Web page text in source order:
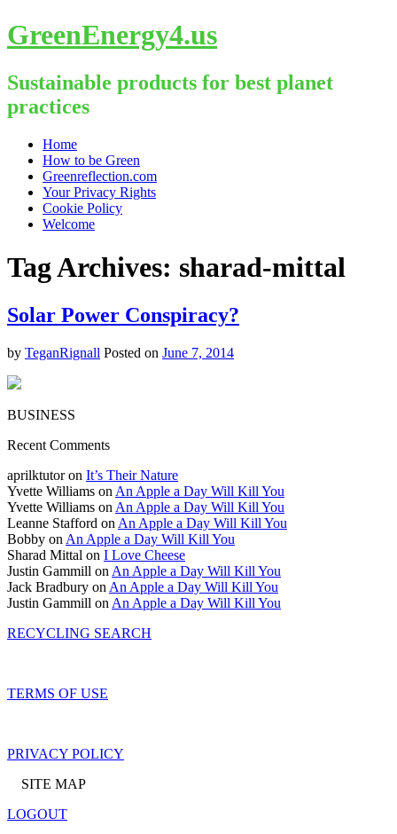
GreenEnergy4.us
Sustainable products for best planet
practices
Skip
content
Home
How to be Green
Greenreflection.com
Your Privacy Rights
Cookie Policy
Welcome
Tag Archives: sharad-mittal
Solar Power Conspiracy?
by TeganRignall Posted on June 7, 2014
BUSINESS
Recent Comments
aprilktutor on It’s Their Nature
Yvette Williams on An Apple a Day Will Kill You
Yvette Williams on An Apple a Day Will Kill You
Leanne Stafford on An Apple a Day Will Kill You
Bobby on An Apple a Day Will Kill You
Sharad Mittal on I Love Cheese
Justin Gammill on An Apple a Day Will Kill You
Jack Bradbury on An Apple a Day Will Kill You
Justin Gammill on An Apple a Day Will Kill You
RECYCLING SEARCH
TERMS OF USE
PRIVACY POLICY
SITE MAP
LOGOUT